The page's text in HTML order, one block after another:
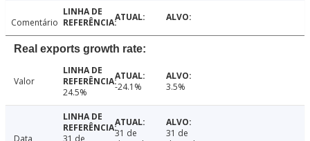
Comentário
Real exports growth rate:
Valor
24.5%
-24.1% 3.5%
31 de
31 de